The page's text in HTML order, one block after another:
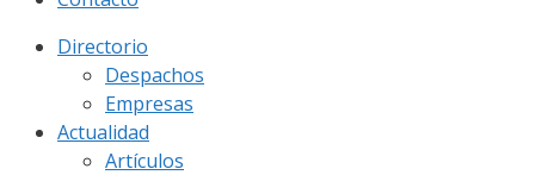
Directorio
Despachos
Empresas
Actualidad
Artículos